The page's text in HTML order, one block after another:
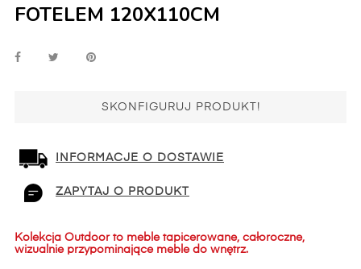
FOTELEM 120X110CM
SKONFIGURUJ PRODUKT!
INFORMACJE O DOSTAWIE
ZAPYTAJ O PRODUKT
Kolekcja Outdoor to meble tapicerowane, całoroczne,
wizualnie przypominające meble do wnętrz.